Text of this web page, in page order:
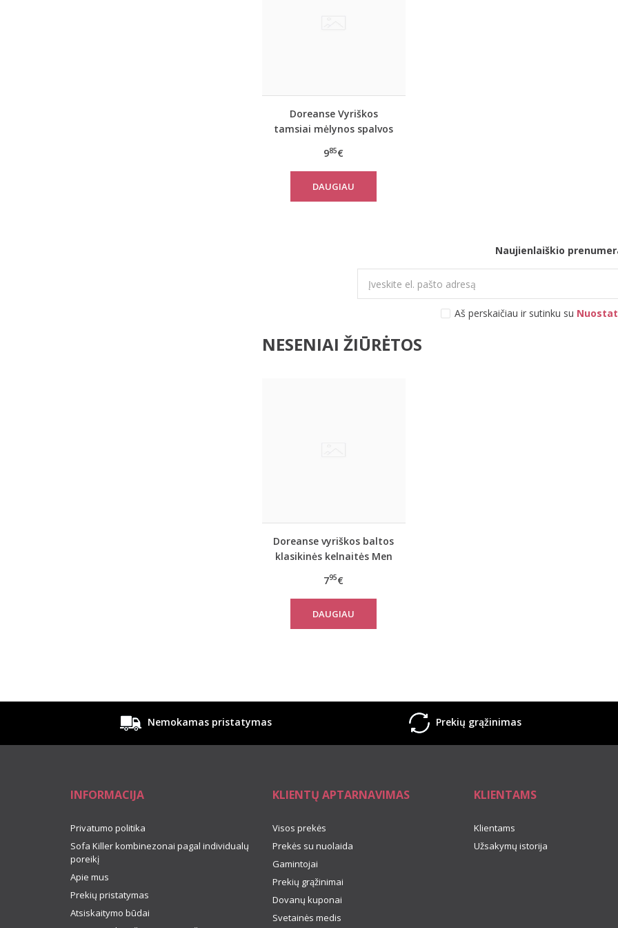
Doreanse Vyriškos
tamsiai mėlynos spalvos
985€
DAUGIAU
Naujienlaiškio
Aš perskaičiau ir sutinku su
NESENIAI ŽIŪRĖTOS
Doreanse vyriškos baltos
klasikinės kelnaitės Men
795€
DAUGIAU
Nemokamas pristatymas Prekių grąžinimas
INFORMACIJA
Privatumo politika
Sofa Killer kombinezonai pagal individualų
poreikį
Apie mus
Prekių pristatymas
Atsiskaitymo būdai
KLIENTŲ APTARNAVIMAS
Visos prekės
Prekės su nuolaida
Gamintojai
Prekių grąžinimai
Dovanų kuponai
Svetainės medis
KLIENTAMS
Klientams
Užsakymų istorija